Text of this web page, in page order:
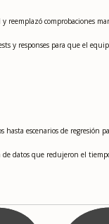
reemplazó comprobaciones
y responses para que el
hasta escenarios de regresión
datos que redujeron el